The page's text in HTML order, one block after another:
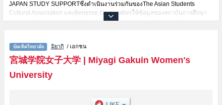
JAPAN STUDY SUPPORTซึ่งดำเนินงานร่วมกันของThe Asian Students
Cultural Association และBenesse Corporationให้ข้อมูลของสถาบันการศึกษา
ระดับมหาวิทยาลัย・บัณฑิตวิทยาลัย・วิทยาลัยระดับอนุปริญญา・วิทยาลัย
สำหรับนักศึกษาต่างชาติเช่นHumanities and Cultural SciencesหรือHealth and
Nutrition เป็นต้น,ข้อมูลของแต่ละสาขาวิจัย,ข้อมูลการสอบคัดเลือกเข้าศึกษาเช่น
จำนวนคนที่รับสมัครหรือจำนวนคนที่ผ่านการสอบคัดเลือกเป็นต้น,แนะนำสถาน
ที่,การเดินทางเป็นต้นไว้ด้วยดังนั้นขอเชิญใช้บริการค้นหาข้อมูลตามอัธยาศัย
มิยากิ / เอกชน
宮城学院女子大学| Miyagi Gakuin Women's
University